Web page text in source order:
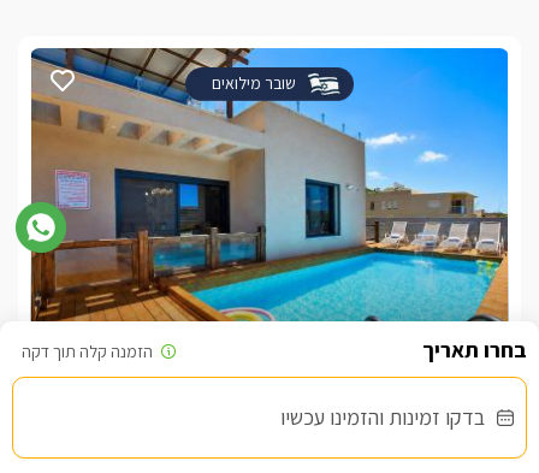
בדקו זמינות והזמינו עכשיו
שובר מילואים
צימר בצפון, יערה
החל מ- ₪4000